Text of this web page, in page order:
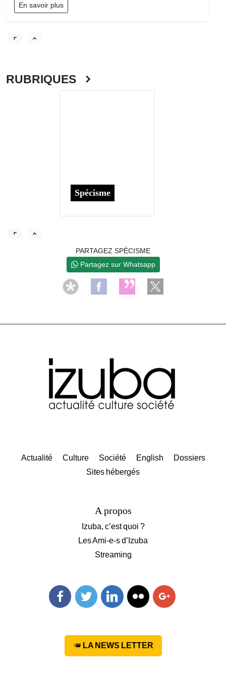
En savoir plus
RUBRIQUES
Spécisme
PARTAGEZ SPÉCISME
Partagez sur Whatsapp
Actualité Culture Société English
Dossiers
Sites hébergés
A propos
Izuba, c’est quoi ?
Les Ami-e-s d’Izuba
Streaming
LA NEWS LETTER